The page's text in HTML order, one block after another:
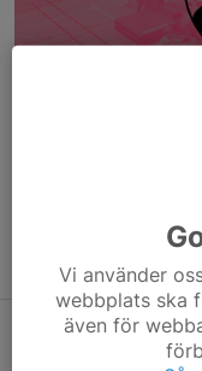
Vad är
Vi använder
webbplats ska
även för